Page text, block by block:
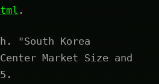
.
"South Korea
Market Size and